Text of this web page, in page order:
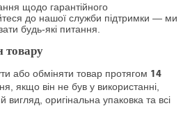
щодо гарантійного
до нашої служби підтримки — ми
будь-які питання.
товару
або обміняти товар протягом 14
якщо він не був у використанні,
оригінальна упаковка та всі